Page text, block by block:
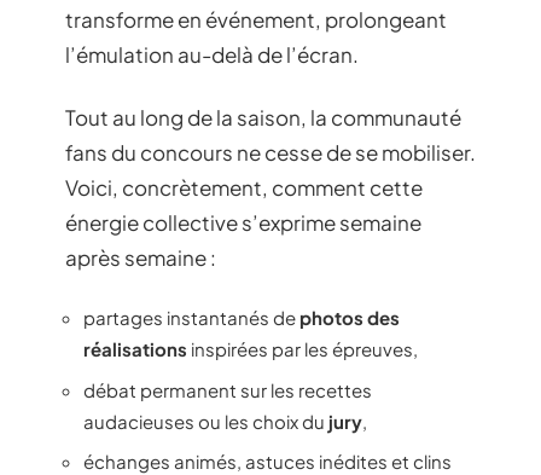
transforme en événement, prolongeant
l’émulation au-delà de l’écran.
Tout au long de la saison, la communauté
fans du concours ne cesse de se mobiliser.
Voici, concrètement, comment cette
énergie collective s’exprime semaine
après semaine :
partages instantanés de photos des
réalisations inspirées par les épreuves,
débat permanent sur les recettes
audacieuses ou les choix du jury
échanges animés, astuces inédites et clins